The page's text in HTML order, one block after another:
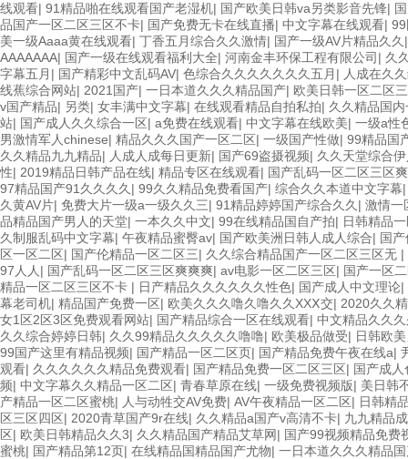
线观看| 91精品啪在线观看国产老湿机| 国产欧美日韩va另类影音先锋|
品国产一区二区三区不卡| 国产免费无卡在线直播| 中文字幕在线观看|
美一级Aaaa黄在线观看| 丁香五月综合久久激情| 国产一级AV片精品久久
AAAAAAA| 国产一级在线观看福利大全| 河南金丰环保工程有限公司 | 久
字幕五月 | 国产精彩中文乱码AV| 色综合久久久久久久久五月 | 人成在久
线蕉综合网站| 2021国产| 一日本道久久久精品国产| 欧美日韩一区二区
v国产精品| 另类| 女丰满中文字幕| 在线观看精品自拍私拍| 久久精品国
站| 国产成人久久综合一区| a免费在线观看| 中文字幕在线欧美| 一级a性
男激情军人chinese| 精品久久久国产一区二区| 一级国产性做| 99精品国
久久精品九九精品| 人成人成每日更新| 国产69盗摄视频| 久久天堂综合
性| 2019精品日韩产品在线| 精品专区在线观看| 国产乱码一区二区三区
97精品国产91久久久久 | 99久久精品免费看国产| 综合久久本道中文字幕
久黄AV片| 免费大片一级a一级久久三| 91精品婷婷国产综合久久 | 激情一
品精品国产男人的天堂| 一本久久中文| 99在线精品国自产拍| 日韩精品
久制服乱码中文字幕| 午夜精品蜜臀av| 国产欧美洲日韩人成人综合| 国
区一区二区| 国产伦精品一区二区三| 久久综合精品国产一区二区三区无 |
97人人 | 国产乱码一区二区三区爽爽爽| av电影一区二区三区| 国产一区
精品一区二区三区不卡 | 日产精品久久久久久久性色| 国产成人中文理论|
幕老司机| 精品国产免费一区| 欧美久久久噜久噜久久XXⅩ交| 2020久久
女1区2区3区免费观看网站| 国产精品综合一区在线观看| 中文精品久久
久久综合婷婷日韩| 久久99精品久久久久久噜噜| 欧美极品做受| 日韩欧
99国产这里有精品视频| 国产精品一区二区页| 国产精品免费午夜在线a|
观看| 久久久久久久精品免费观看| 国产精品免费一区二区三区| 国产成
频| 中文字幕久久精品一区二区| 青春草原在线| 一级免费视频版| 美日韩
产精品一区二区蜜桃| 人与动牲交AV免费| AV午夜精品一区二区| 日韩精
区三区四区| 2020青草国产9r在线| 久久精品a国产v高清不卡| 九九精品
区| 欧美日韩精品久久3| 久久精品国产精品艾草网| 国产99视频精品免费
蜜桃| 国产精品第12页| 在线精品国精品国产尤物| 一日本道久久久精品